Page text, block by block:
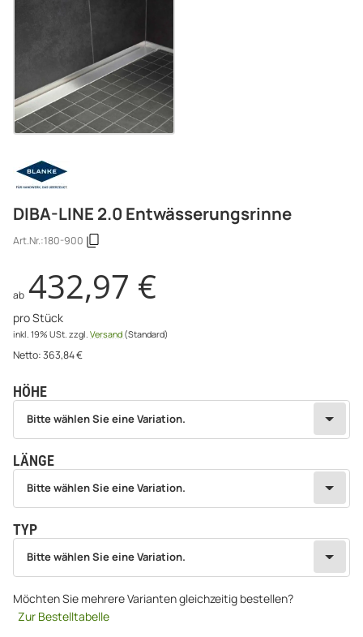
DIBA-LINE 2.0 Entwässerungsrinne
Art.Nr.:180-900
ab 432,97 €
pro Stück
inkl. 19% USt. zzgl. Versand (Standard)
Netto:363,84€
HÖHE
wählen
Bitte wählen Sie eine Variation.
LÄNGE
wählen
Bitte wählen Sie eine Variation.
TYP
wählen
Bitte wählen Sie eine Variation.
Möchten Sie mehrere Varianten gleichzeitig bestellen?
Zur Bestelltabelle